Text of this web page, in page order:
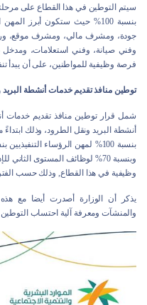
بنسبة 100% حيث ستكون أبرز
جودة، ومشرف مالي، ومشرف موقع،
فرصة وظيفية للمواطنين، على أن يبدأ تنفيذ القرار بعد 12
توطين منافذ تقديم خدمات أنشطة
وظيفية في هذا القطاع, وذلك حسب
يذكر أن الوزارة أصدرت أيضا مع هذه
والمنشآت ومعرفة آلية احتساب